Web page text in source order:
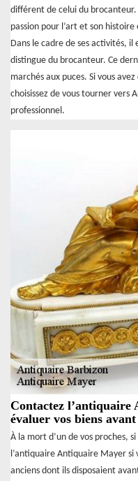
différent de celui du brocanteur.
passion pour l’art et son
Dans le cadre de ses activités,
distingue du brocanteur. Ce
marchés aux puces. Si vous
choisissez de vous tourner vers
professionnel.
Contactez
évaluer vos biens avant
À la mort d’un de vos proches,
l’antiquaire Antiquaire Mayer si
anciens dont ils disposaient